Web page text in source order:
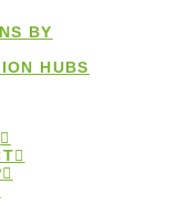
BY
HUBS